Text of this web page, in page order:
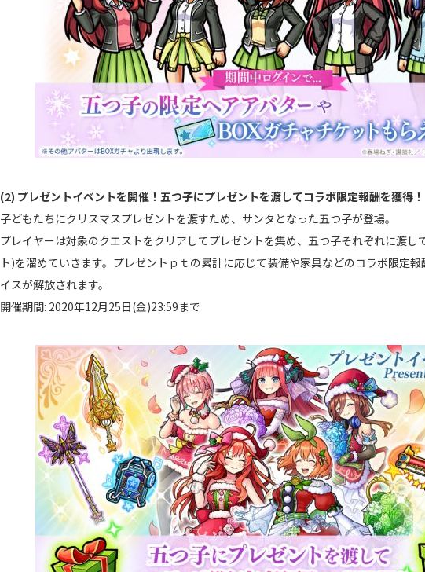
(2) プレゼントイベントを開催！五つ子にプレゼントを渡してコラボ限定報酬を獲得！
子どもたちにクリスマスプレゼントを渡すため、サンタとなった五つ子が登場。
プレイヤーは対象のクエストをクリアしてプレゼントを集め、五つ子それぞれに渡し
ト)を溜めていきます。プレゼントｐｔの累計に応じて装備や家具などのコラボ限定
イスが解放されます。
開催期間: 2020年12月25日(金)23:59まで